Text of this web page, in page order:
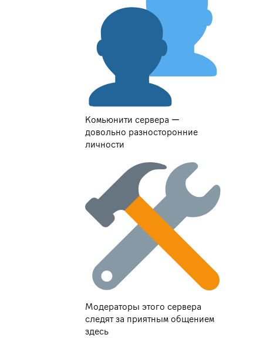
Комьюнити сервера —
довольно разносторонние
личности
Модераторы этого сервера
следят за приятным общением
здесь